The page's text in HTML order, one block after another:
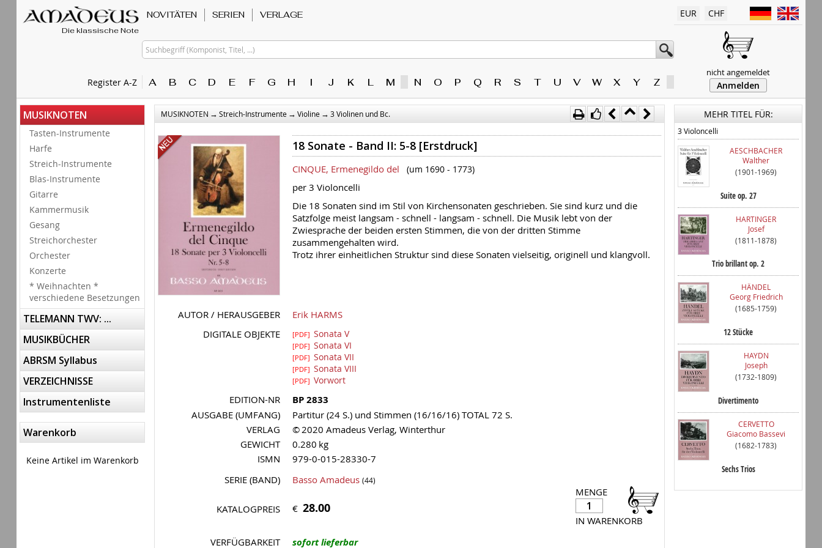
Die klassische Note
Register A-Z
NOVITÄTEN SERIEN VERLAGE
Suchbegriff (Komponist, Titel, ...)
A B C D E F G H I J K L M N O P Q R S T U V W X Y Z
EUR CHF
nicht angemeldet
Anmelden
MUSIKNOTEN
Tasten-Instrumente
Harfe
Streich-Instrumente
Blas-Instrumente
Gitarre
Kammermusik
Gesang
Streichorchester
Orchester
Konzerte
* Weihnachten *
verschiedene Besetzungen
TELEMANN TWV: ...
MUSIKBÜCHER
ABRSM Syllabus
VERZEICHNISSE
Instrumentenliste
Warenkorb
Keine Artikel im Warenkorb
MUSIKNOTEN → Streich-Instrumente → Violine → 3 Violinen und Bc.
18 Sonate - Band II: 5-8 [Erstdruck]
CINQUE, Ermenegildo del (um 1690 - 1773)
per 3 Violoncelli
Die 18 Sonaten sind im Stil von Kirchensonaten geschrieben. Sie sind kurz und die
Satzfolge meist langsam - schnell - langsam - schnell. Die Musik lebt von der
Zwiesprache der beiden ersten Stimmen, die von der dritten Stimme
zusammengehalten wird.
Trotz ihrer einheitlichen Struktur sind diese Sonaten vielseitig, originell und klangvoll.
AUTOR / HERAUSGEBER
Erik HARMS
DIGITALE OBJEKTE
[PDF] Sonata V
[PDF] Sonata VI
[PDF] Sonata VII
[PDF] Sonata VIII
[PDF] Vorwort
EDITION-NR BP 2833
AUSGABE (UMFANG)
Partitur (24 S.) und Stimmen (16/16/16) TOTAL 72 S.
VERLAG
© 2020 Amadeus Verlag, Winterthur
GEWICHT
0.280 kg
ISMN
979-0-015-28330-7
SERIE (BAND)
Basso Amadeus (44)
MENGE
IN WARENKORB
KATALOGPREIS € 28.00
VERFÜGBARKEIT sofort lieferbar
MEHR TITEL FÜR:
3 Violoncelli
AESCHBACHER
Walther
(1901-1969)
Suite op. 27
HARTINGER
Josef
(1811-1878)
Trio brillant op. 2
HÄNDEL
Georg Friedrich
(1685-1759)
12 Stücke
HAYDN
Joseph
(1732-1809)
Divertimento
CERVETTO
Giacomo Bassevi
(1682-1783)
Sechs Trios